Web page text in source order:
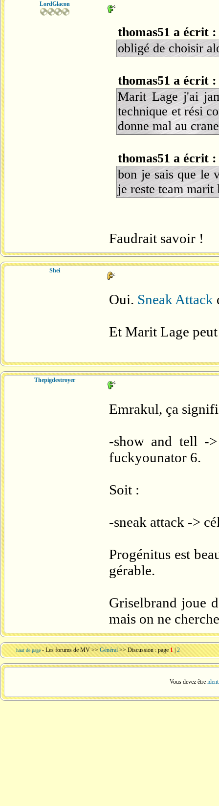
LordGlacon
thomas51 a écrit :
obligé de choisir
thomas51 a écrit :
Marit Lage j'ai
technique et rési
donne mal au
thomas51 a écrit :
bon je sais que le
je reste team marit
Faudrait savoir !
Shei
Oui. Sneak Attack
Et Marit Lage
Thepigdestroyer
Emrakul, ça
-show and tell -
fuckyounator 6.
Soit :
-sneak attack ->
Progénitus est
gérable.
Griselbrand joue
mais on ne
haut de page -Les forums de MV>>Général>> Discussion : page 1|2
Vous devez être